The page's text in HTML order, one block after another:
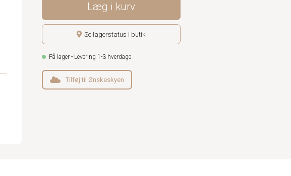
Læg i kurv
Se lagerstatus i butik
På lager - Levering 1-3 hverdage
Tilføj til Ønskeskyen